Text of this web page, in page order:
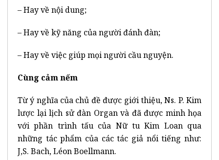
– Hay về nội dung;
– Hay về kỹ năng của người đánh đàn;
– Hay về việc giúp mọi người cầu nguyện.
Cùng cảm nếm
Từ ý nghĩa của chủ đề được giới thiệu, Ns. P. Kim
lược lại lịch sử đàn Organ và đã được minh họa
với phần trình tấu của Nữ tu Kim Loan qua
những tác phẩm của các tác giả nổi tiếng như:
J,S. Bach, Léon Boellmann.